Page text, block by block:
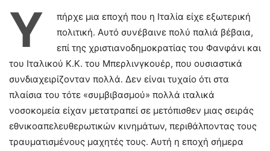
Υ
πήρχε μια εποχή που η Ιταλία είχε εξωτερική
πολιτική. Αυτό συνέβαινε πολύ παλιά βέβαια,
επί της χριστιανοδημοκρατίας του Φανφάνι και
του Ιταλικού Κ.Κ. του Μπερλινγκουέρ, που ουσιαστικά
συνδιαχειρίζονταν πολλά. Δεν είναι τυχαίο ότι στα
πλαίσια του τότε «συμβιβασμού» πολλά ιταλικά
νοσοκομεία είχαν μετατραπεί σε μετόπισθεν μιας σειράς
εθνικοαπελευθερωτικών κινημάτων, περιθάλποντας τους
τραυματισμένους μαχητές τους. Αυτή η εποχή σήμερα